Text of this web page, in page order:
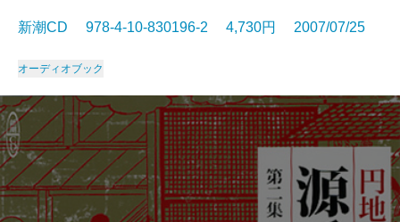
新潮CD 978-4-10-830196-2 4,730円 2007/07/25
オーディオブック